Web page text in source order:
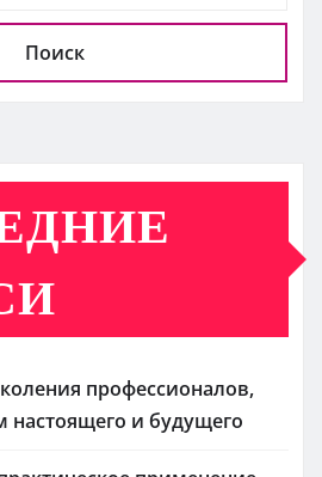
Поиск
профессионалов,
настоящего и будущего